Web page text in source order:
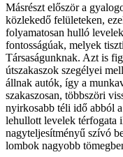
Másrészt először a
közlekedő felületeken,
folyamatosan hulló
fontosságúak, melyek
Társaságunknak. Azt is
útszakaszok szegélyei
állnak autók, így a
szakaszosan, többszöri
nyirkosabb téli idő abból
lehullott levelek térfogata
nagyteljesítményű szívó
lombok nagyobb